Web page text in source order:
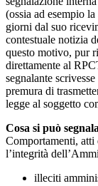
(ossia ad esempio
giorni dal suo
contestuale notizia
questo motivo, pur
direttamente al
segnalante
premura di
legge al soggetto
Cosa si può
Comportamenti, atti
l’integrità
illeciti